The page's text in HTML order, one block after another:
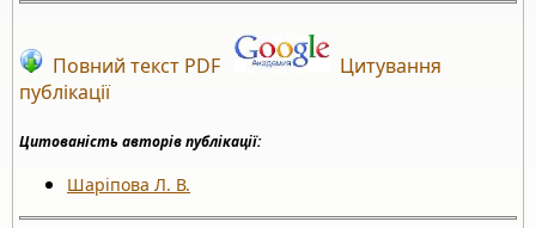
Повний текст PDF
Цитування
публікації
Цитованість авторів публікації:
Шаріпова Л. В.